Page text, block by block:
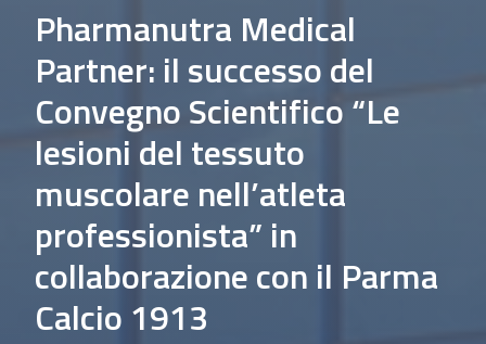
Pharmanutra Medical
Partner: il successo del
Convegno Scientifico “Le
lesioni del tessuto
muscolare nell’atleta
professionista” in
collaborazione con il Parma
Calcio 1913